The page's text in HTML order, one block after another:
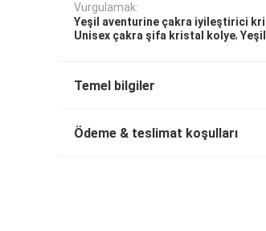
Vurgulamak:
Yeşil aventurine çakra iyileştirici
Unisex çakra şifa kristal kolye,
Temel bilgiler
Ödeme & teslimat koşulları